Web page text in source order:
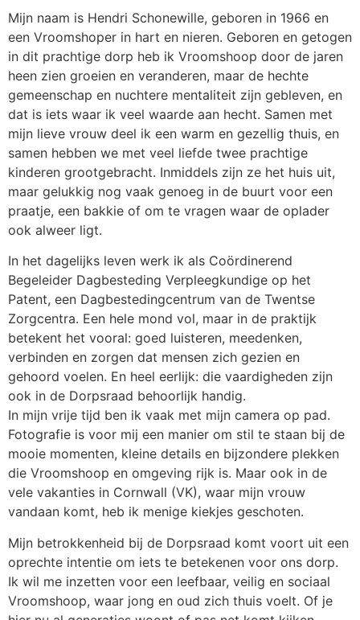
Mijn naam is Hendri Schonewille, geboren in 1966 en
een Vroomshoper in hart en nieren. Geboren en getogen
in dit prachtige dorp heb ik Vroomshoop door de jaren
heen zien groeien en veranderen, maar de hechte
gemeenschap en nuchtere mentaliteit zijn gebleven, en
dat is iets waar ik veel waarde aan hecht. Samen met
mijn lieve vrouw deel ik een warm en gezellig thuis, en
samen hebben we met veel liefde twee prachtige
kinderen grootgebracht. Inmiddels zijn ze het huis uit,
maar gelukkig nog vaak genoeg in de buurt voor een
praatje, een bakkie of om te vragen waar de oplader
ook alweer ligt.
In het dagelijks leven werk ik als Coördinerend
Begeleider Dagbesteding Verpleegkundige op het
Patent, een Dagbestedingcentrum van de Twentse
Zorgcentra. Een hele mond vol, maar in de praktijk
betekent het vooral: goed luisteren, meedenken,
verbinden en zorgen dat mensen zich gezien en
gehoord voelen. En heel eerlijk: die vaardigheden zijn
ook in de Dorpsraad behoorlijk handig.
In mijn vrije tijd ben ik vaak met mijn camera op pad.
Fotografie is voor mij een manier om stil te staan bij de
mooie momenten, kleine details en bijzondere plekken
die Vroomshoop en omgeving rijk is. Maar ook in de
vele vakanties in Cornwall (VK), waar mijn vrouw
vandaan komt, heb ik menige kiekjes geschoten.
Mijn betrokkenheid bij de Dorpsraad komt voort uit een
oprechte intentie om iets te betekenen voor ons dorp.
Ik wil me inzetten voor een leefbaar, veilig en sociaal
Vroomshoop, waar jong en oud zich thuis voelt. Of je